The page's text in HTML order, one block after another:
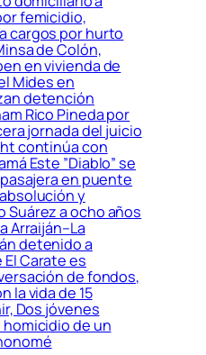
femicidio,
cargos por hurto
de Colón,
en vivienda de
Mides en
detención
Rico Pineda por
jornada del juicio
continúa con
Este ”Diablo” se
en puente
y
Suárez a ocho años
Arraiján–La
detenido a
Carate es
de fondos,
la vida de 15
Dos jóvenes
de un